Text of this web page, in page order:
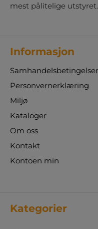
mest pålitelige utstyret.
Informasjon
Samhandelsbetingelser
Personvernerklæring
Miljø
Kataloger
Om oss
Kontakt
Kontoen min
Kategorier